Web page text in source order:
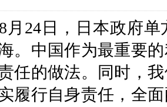
月24日，日本政府
。中国作为最重要
任的做法。同时，
履行自身责任，全